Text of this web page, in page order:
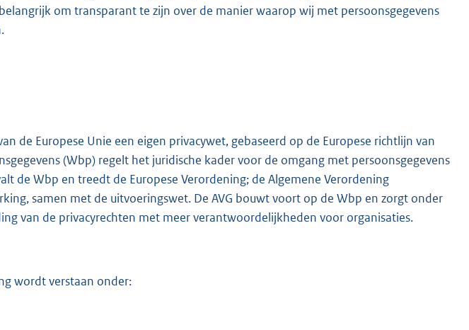
om transparant te zijn over de manier waarop wij met persoonsgegevens
de Europese Unie een eigen privacywet, gebaseerd op de Europese richtlijn van
(Wbp) regelt het juridische kader voor de omgang met persoonsgegevens
de Wbp en treedt de Europese Verordening; de Algemene Verordening
samen met de uitvoeringswet. De AVG bouwt voort op de Wbp en zorgt onder
van de privacyrechten met meer verantwoordelijkheden voor organisaties.
wordt verstaan onder: